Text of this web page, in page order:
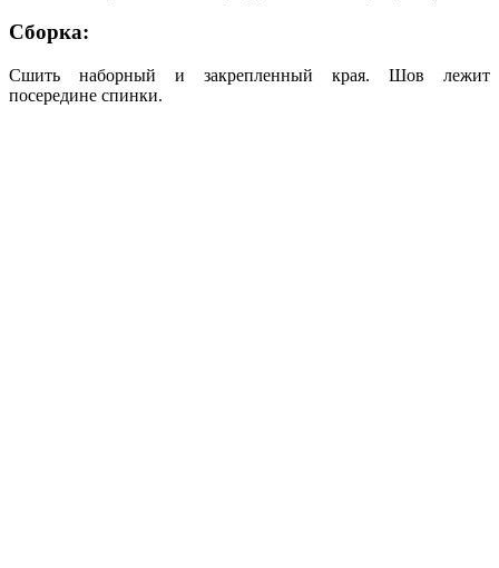
Сборка:
Сшить наборный и закрепленный края. Шов лежит
посередине спинки.